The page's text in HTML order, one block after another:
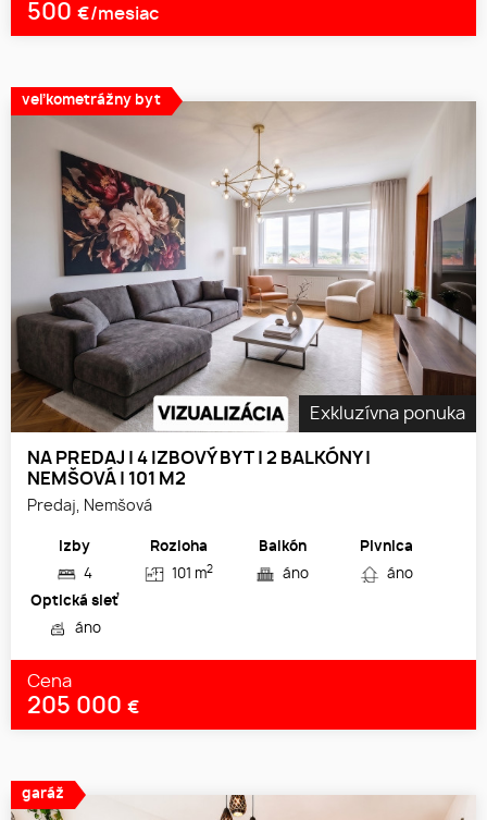
500 €/mesiac
Exkluzívna ponuka
NA PREDAJ | 4 IZBOVÝ BYT | 2 BALKÓNY |
NEMŠOVÁ | 101 M2
Predaj, Nemšová
Izby
4
Rozloha
101 m2
Balkón
áno
Pivnica
áno
Optická sieť
áno
Cena
205 000 €
veľkometrážny byt
garáž